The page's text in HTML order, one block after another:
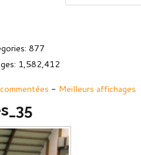
877
1,582,412
- Meilleurs affichages